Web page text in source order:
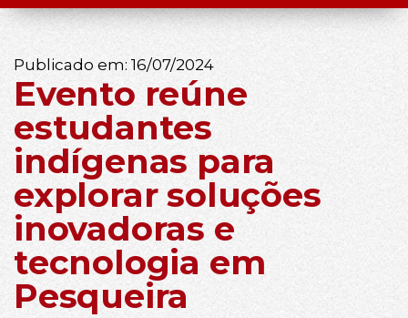
Publicado em: 16/07/2024
Evento reúne
estudantes
indígenas para
explorar soluções
inovadoras e
tecnologia em
Pesqueira